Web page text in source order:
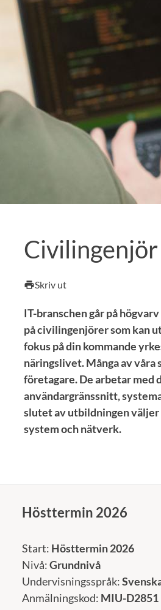
printSkriv ut
IT-branschen går på
på civilingenjörer som kan
fokus på din kommande
näringslivet. Många av
företagare. De arbetar med
användargränssnitt,
slutet av utbildningen
system och nätverk.
Hösttermin 2026
Start: Hösttermin 2026
Nivå:Grundnivå
Undervisningsspråk:
Anmälningskod: MIU-D2851